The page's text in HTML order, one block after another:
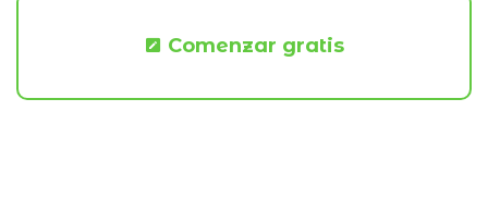
Comenzar gratis